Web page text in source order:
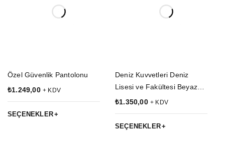
Özel Güvenlik Pantolonu
₺1.249,00 + KDV
SEÇENEKLER
Deniz Kuvvetleri Deniz
Lisesi ve Fakültesi Beyaz
Renkli Yazlık Kaliteli
Pantolon
₺1.350,00 + KDV
SEÇENEKLER